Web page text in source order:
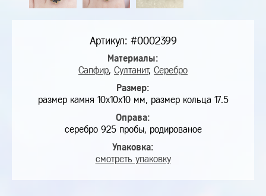
Артикул: #0002399
Материалы:
Сапфир, Султанит, Серебро
Размер:
размер камня 10х10х10 мм, размер кольца 17.5
Оправа:
серебро 925 пробы, родированое
Упаковка:
смотреть упаковку